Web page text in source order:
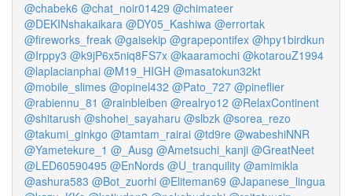
@chabek6 @chat_noir01429 @chimateer
@DEKINshakaikara @DY05_Kashiwa @errortak
@fireworks_freak @gaisekip @grapepontifex @hpy1birdkun
@Irppy3 @k9jP6x5niq8FS7x @kaaramochi @kotarouZ1994
@laplacianphai @M19_HIGH @masatokun32kt
@mobile_slimes @opinel432 @Pato_727 @pineflier
@rabiennu_81 @rainbleiben @realryo12 @RelaxContinent
@shitarush @shohei_sayaharu @slbzk @sorea_rezo
@takumi_ginkgo @tamtam_rairai @td9re @wabeshiNNR
@Yametekure_1 @_Ausg @Ametsuchi_kanji @GreatNeet
@LED60590495 @EnNords @U_tranquility @amimikla
@ashura583 @Bot_zuorhi @Eliteman69 @Japanese_lingua